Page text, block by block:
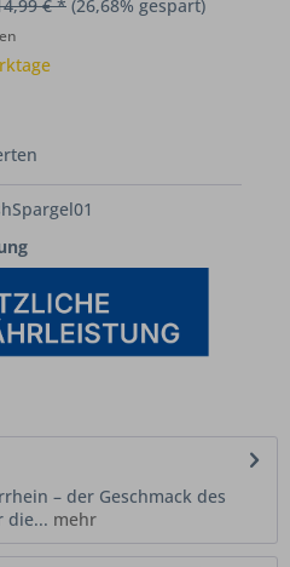
€ * (26,68% gespart)
– der Geschmack des
die... mehr